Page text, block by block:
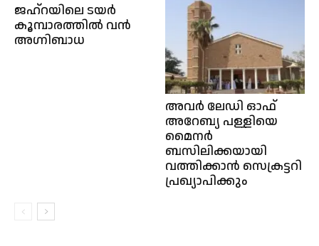
ജഹ്റയിലെ ടയർ
കൂമ്പാരത്തിൽ വൻ
അഗ്നിബാധ
അവർ ലേഡി ഓഫ്
അറേബ്യ പള്ളിയെ
മൈനർ
ബസിലിക്കയായി
വത്തിക്കാൻ സെക്രട്ടറി
പ്രഖ്യാപിക്കും